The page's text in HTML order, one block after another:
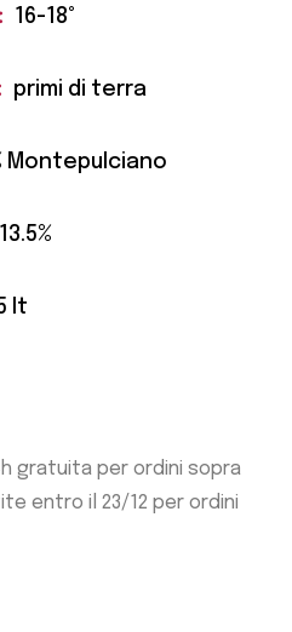
16-18°
primi di terra
Montepulciano
13.5%
lt
gratuita per ordini sopra
entro il 23/12 per ordini